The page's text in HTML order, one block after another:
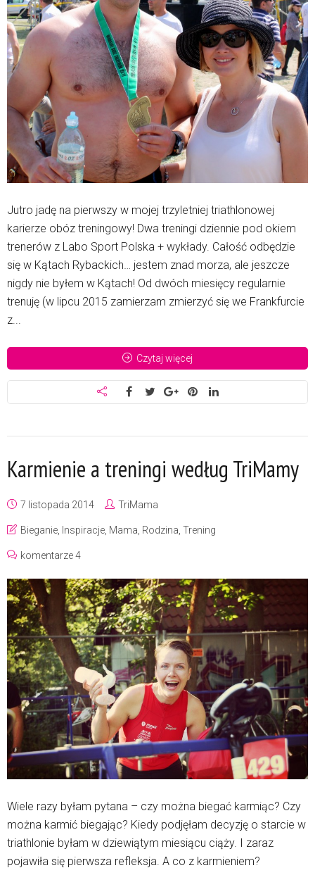
Jutro jadę na pierwszy w mojej trzyletniej triathlonowej
karierze obóz treningowy! Dwa treningi dziennie pod okiem
trenerów z Labo Sport Polska + wykłady. Całość odbędzie
się w Kątach Rybackich… jestem znad morza, ale jeszcze
nigdy nie byłem w Kątach! Od dwóch miesięcy regularnie
trenuję (w lipcu 2015 zamierzam zmierzyć się we Frankfurcie
z...
Czytaj więcej
Karmienie a treningi według TriMamy
7 listopada 2014 TriMama
Bieganie Inspiracje Mama Rodzina Trening
komentarze 4
Wiele razy byłam pytana – czy można biegać karmiąc? Czy
można karmić biegając? Kiedy podjęłam decyzję o starcie w
triathlonie byłam w dziewiątym miesiącu ciąży. I zaraz
pojawiła się pierwsza refleksja. A co z karmieniem?